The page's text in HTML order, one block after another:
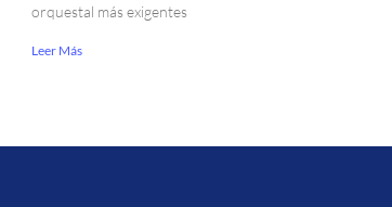
orquestal más exigentes
Leer Más